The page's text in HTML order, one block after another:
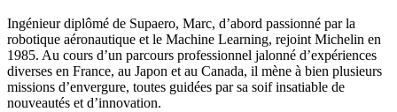
Ingénieur diplômé de Supaero, Marc, d’abord passionné par la
robotique aéronautique et le Machine Learning, rejoint Michelin en
1985. Au cours d’un parcours professionnel jalonné d’expériences
diverses en France, au Japon et au Canada, il mène à bien plusieurs
missions d’envergure, toutes guidées par sa soif insatiable de
nouveautés et d’innovation.